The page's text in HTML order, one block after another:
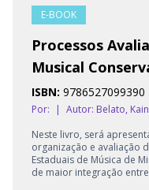
E-BOOK
Processos
Musical
ISBN: 9786527099390
Por: | Autor: Belato,
Neste livro, será
organização e avaliação
Estaduais de Música de
de maior integração